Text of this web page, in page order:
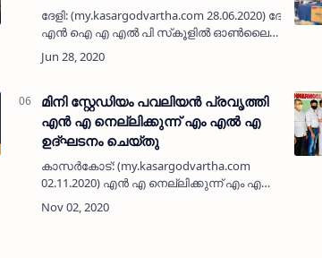
ദേളി: (my.kasargodvartha.com 28.06.2020) ദേളി
എന്‍ ഐ എ എല്‍ പി സ്‌കൂളില്‍ ഓണ്‍ലൈന്‍
പഠന സൗകര്യമൊരുക്കി ദേളി ഡി സി സി
മാതൃകയായി. ചെമ്മനാട് പഞ്ചായത്ത്
മിനി സ്റ്റേഡിയം പവലിയന്‍ പ്രവൃത്തി
എന്‍ എ നെല്ലിക്കുന്ന് എം എല്‍ എ
ഉദ്ഘടനം ചെയ്തു
കാസര്‍കോട്: (my.kasargodvartha.com
02.11.2020) എന്‍ എ നെല്ലിക്കുന്ന് എം എല്‍
എ യുടെ ആസ്ഥി വികസന ഫണ്ടില്‍
നാവികരിക്കുന്ന ചെങ്കള പഞ്ചായത്ത് മിനി